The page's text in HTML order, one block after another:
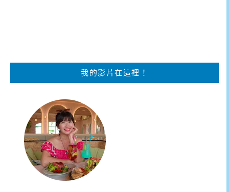
我的影片在這裡！